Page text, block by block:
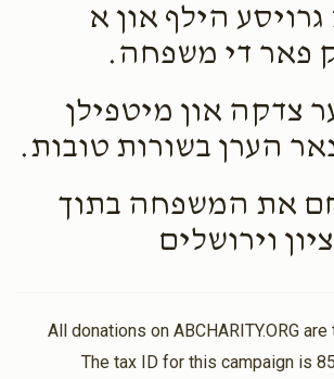
גרויסע הילף און א
פאר די משפחה.
צדקה און מיטפילן
הערן בשורות טובות.
את המשפחה בתוך
וירושלים
All donations on ABCHARITY.ORG
The tax ID for this campaign is